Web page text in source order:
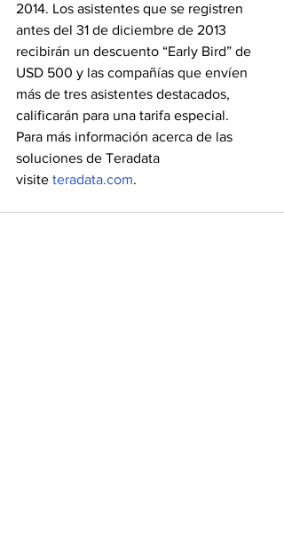
2014. Los asistentes que se registren
antes del 31 de diciembre de 2013
recibirán un descuento “Early Bird” de
USD 500 y las compañías que envíen
más de tres asistentes destacados,
calificarán para una tarifa especial.
Para más información acerca de las
soluciones de Teradata
visite teradata.com.